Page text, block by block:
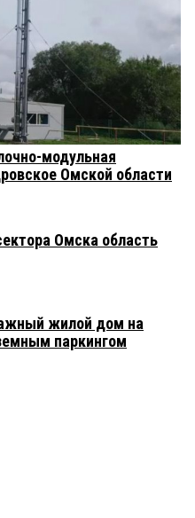
модульная
Омской области
Омска область
жилой дом на
паркингом